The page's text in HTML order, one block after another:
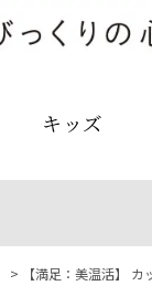
キッズ
【満足：美温活】